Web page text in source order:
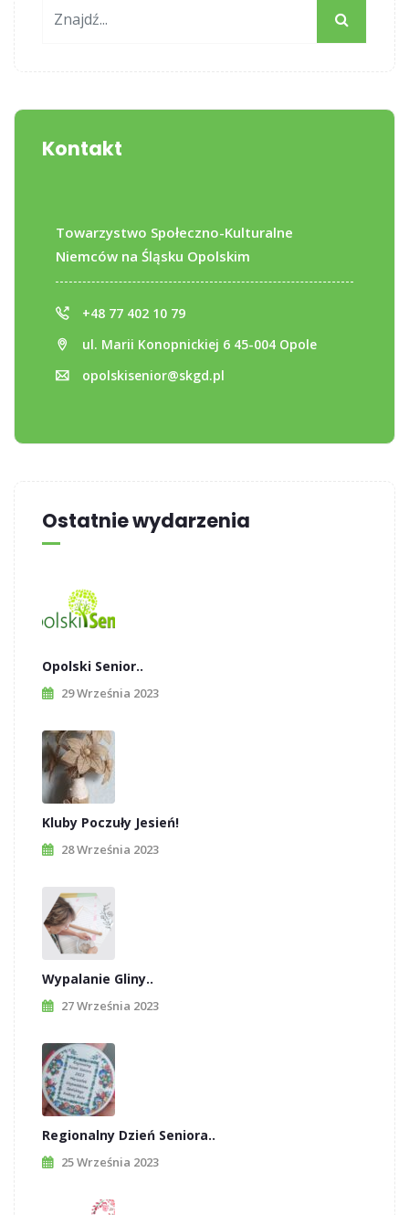
Kontakt
Towarzystwo Społeczno-Kulturalne
Niemców na Śląsku Opolskim
+48 77 402 10 79
ul. Marii Konopnickiej 6 45-004 Opole
opolskisenior@skgd.pl
Ostatnie wydarzenia
Opolski Senior..
29 Września 2023
Kluby Poczuły Jesień!
28 Września 2023
Wypalanie Gliny..
27 Września 2023
Regionalny Dzień Seniora..
25 Września 2023